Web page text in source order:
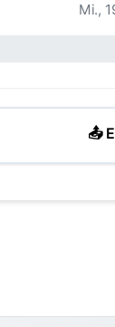
Mi.,
📤